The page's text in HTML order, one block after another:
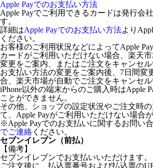
Apple Payでのお支払い方法
Apple Payでご利用できるカードは発行会
す。
詳細はApple Payでのお支払い方法より
ください。
お客様のご利用状況などによってApple
カードがご利用いただけない場合、楽天
変更をご案内、またはご注文をキャンセル
お支払い方法の変更をご案内後、7日間変
合、楽天市場が自動でご注文をキャンセル
iPhone以外の端末からのご購入時はApple
ことができません。
その他、ショップの設定状況やご注文時
て、Apple Payがご利用いただけない場合
※Apple Payでのお支払いに関するお問い
でご連絡 ください。
セブンイレブン（前払）
【備考】
セブンイレブンでお支払いいただけます。
ご注文後に、払込票番号および払込票の